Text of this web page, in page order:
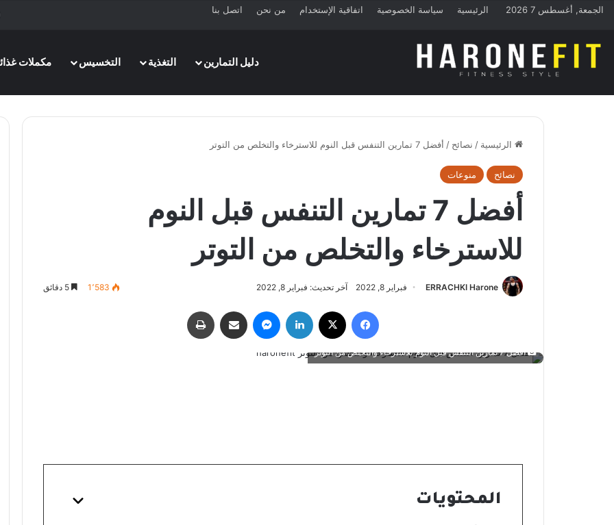
الجمعة, أغسطس 7 2026 الرئيسية سياسة الخصوصية اتفاقية الإستخدام من نحن اتصل بنا
دليل التمارين
التغذية التخسيس مكملات
الرئيسية / نصائح / أفضل 7 تمارين التنفس قبل النوم للاسترخاء والتخلص من التوتر
نصائح منوعات
أفضل 7 تمارين التنفس قبل النوم
للاسترخاء والتخلص من التوتر
ERRACHKI Harone فبراير 8, 2022 آخر تحديث: فبراير 8, 2022 1٬583
فيسبوك لينكدإن ماسنجر مشاركة عبر البريد
أفضل 7 تمارين التنفس قبل النوم للاسترخاء والتخلص من التوتر
المحتويات